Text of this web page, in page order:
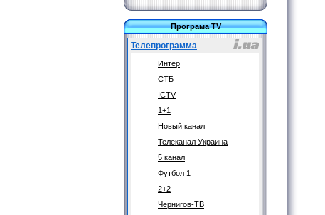
Програма TV
Телепрограмма
Интер
СТБ
ICTV
1+1
Новый канал
Телеканал Украина
5 канал
Футбол 1
2+2
Чернигов-ТВ